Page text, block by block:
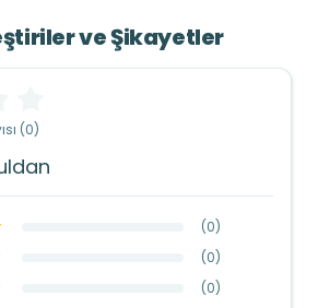
ve Şikayetler
(0)
(0)
(0)
(0)